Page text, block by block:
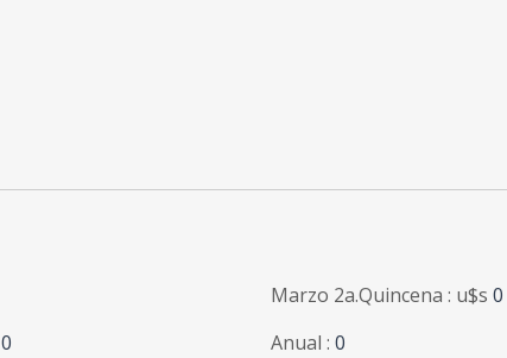
0
Marzo 2a.Quincena : u$s 0
Anual : 0